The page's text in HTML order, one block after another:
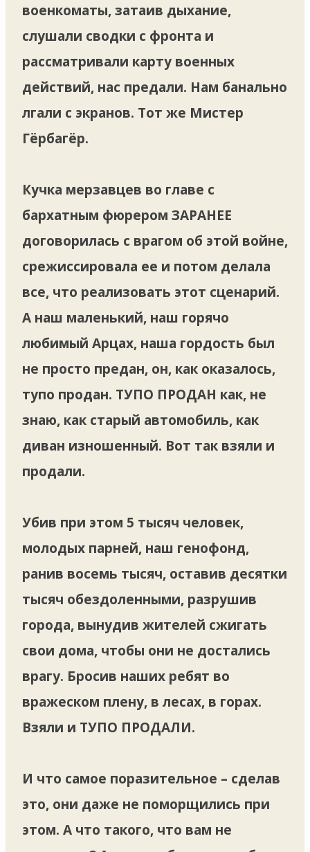
военкоматы, затаив дыхание,
слушали сводки с фронта и
рассматривали карту военных
действий, нас предали. Нам банально
лгали с экранов. Тот же Мистер
Гёрбагёр.
Кучка мерзавцев во главе с
бархатным фюрером ЗАРАНЕЕ
договорилась с врагом об этой войне,
срежиссировала ее и потом делала
все, что реализовать этот сценарий.
А наш маленький, наш горячо
любимый Арцах, наша гордость был
не просто предан, он, как оказалось,
тупо продан. ТУПО ПРОДАН как, не
знаю, как старый автомобиль, как
диван изношенный. Вот так взяли и
продали.
Убив при этом 5 тысяч человек,
молодых парней, наш генофонд,
ранив восемь тысяч, оставив десятки
тысяч обездоленными, разрушив
города, вынудив жителей сжигать
свои дома, чтобы они не достались
врагу. Бросив наших ребят во
вражеском плену, в лесах, в горах.
Взяли и ТУПО ПРОДАЛИ.
И что самое поразительное – сделав
это, они даже не поморщились при
этом. А что такого, что вам не